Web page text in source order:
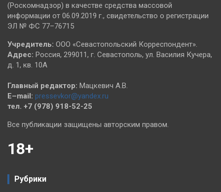
(Роскомнадзор) в качестве средства массовой
информации от 06.09.2019 г., свидетельство о регистрации
ЭЛ № ФС 77–76715
Учредитель: ООО «Севастопольский Корреспондент».
Адрес: Россия, 299011, г. Севастополь, ул. Василия Кучера,
д. 1, кв. 10А
Главный редактор: Мацкевич А.В.
E–mail: pressevkor@yandex.ru
тел. +7 (978) 918-52-25
Все публикации защищены авторским правом.
18+
Рубрики